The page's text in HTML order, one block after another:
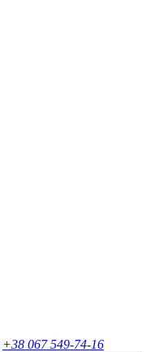
+38 067 549-74-16